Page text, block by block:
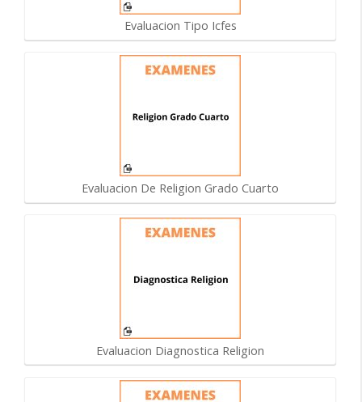
Evaluacion Tipo Icfes
Evaluacion De Religion Grado Cuarto
Evaluacion Diagnostica Religion